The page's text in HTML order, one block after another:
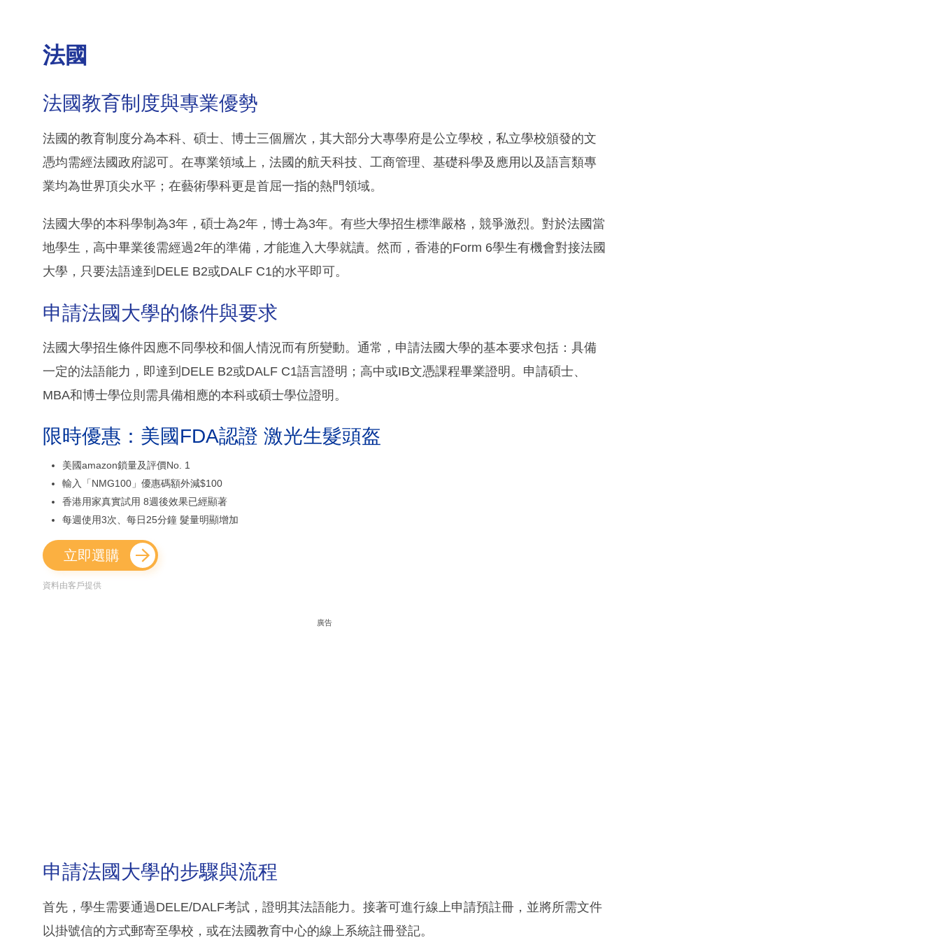
法國
法國教育制度與專業優勢
法國的教育制度分為本科、碩士、博士三個層次，其大部分大專學府是公立學校，私立學校頒發的文
憑均需經法國政府認可。在專業領域上，法國的航天科技、工商管理、基礎科學及應用以及語言類專
業均為世界頂尖水平；在藝術學科更是首屈一指的熱門領域。
法國大學的本科學制為3年，碩士為2年，博士為3年。有些大學招生標準嚴格，競爭激烈。對於法國當
地學生，高中畢業後需經過2年的準備，才能進入大學就讀。然而，香港的Form 6學生有機會對接法國
大學，只要法語達到DELE B2或DALF C1的水平即可。
申請法國大學的條件與要求
法國大學招生條件因應不同學校和個人情況而有所變動。通常，申請法國大學的基本要求包括：具備
一定的法語能力，即達到DELE B2或DALF C1語言證明；高中或IB文憑課程畢業證明。申請碩士、
MBA和博士學位則需具備相應的本科或碩士學位證明。
限時優惠：美國FDA認證 激光生髮頭盔
美國amazon鎖量及評價No. 1
輸入「NMG100」優惠碼額外減$100
香港用家真實試用 8週後效果已經顯著
每週使用3次、每日25分鐘 髮量明顯增加
立即選購
資料由客戶提供
廣告
申請法國大學的步驟與流程
首先，學生需要通過DELE/DALF考試，證明其法語能力。接著可進行線上申請預註冊，並將所需文件
以掛號信的方式郵寄至學校，或在法國教育中心的線上系統註冊登記。